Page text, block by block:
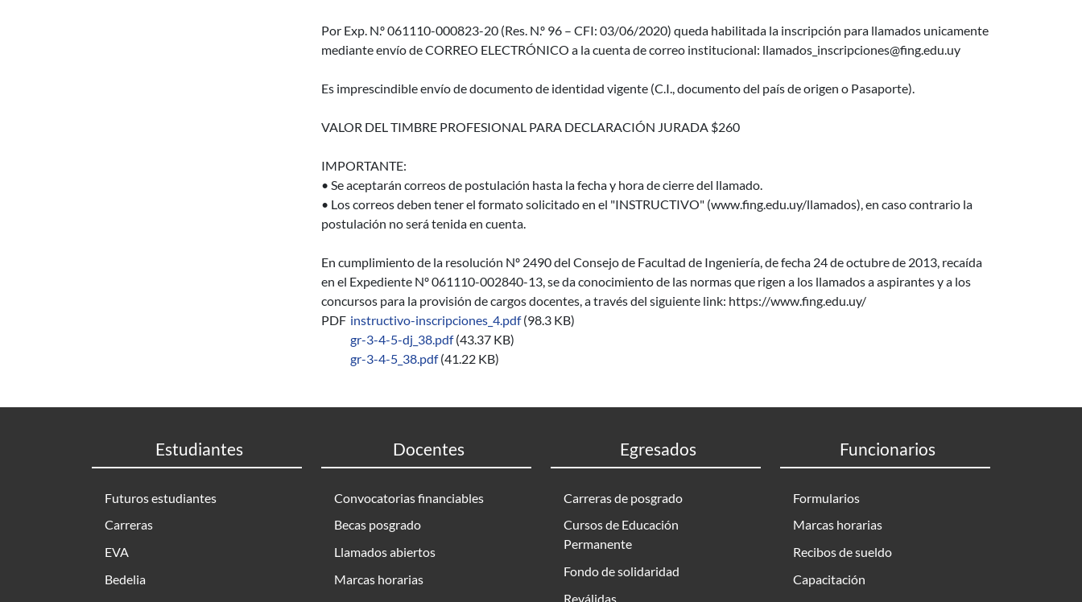
Por Exp. N.º 061110-000823-20 (Res. N.º 96 – CFI: 03/06/2020) queda habilitada la inscripción para llamados unicamente
mediante envío de CORREO ELECTRÓNICO a la cuenta de correo institucional: llamados_inscripciones@fing.edu.uy
Es imprescindible envío de documento de identidad vigente (C.I., documento del país de origen o Pasaporte).
VALOR DEL TIMBRE PROFESIONAL PARA DECLARACIÓN JURADA $260
IMPORTANTE:
• Se aceptarán correos de postulación hasta la fecha y hora de cierre del llamado.
• Los correos deben tener el formato solicitado en el "INSTRUCTIVO" (www.fing.edu.uy/llamados), en caso contrario la
postulación no será tenida en cuenta.
En cumplimiento de la resolución Nº 2490 del Consejo de Facultad de Ingeniería, de fecha 24 de octubre de 2013, recaída
en el Expediente Nº 061110-002840-13, se da conocimiento de las normas que rigen a los llamados a aspirantes y a los
concursos para la provisión de cargos docentes, a través del siguiente link: https://www.fing.edu.uy/
PDF instructivo-inscripciones_4.pdf (98.3 KB)
gr-3-4-5-dj_38.pdf (43.37 KB)
gr-3-4-5_38.pdf (41.22 KB)
Estudiantes
Futuros estudiantes
Carreras
EVA
Bedelia
Docentes
Convocatorias financiables
Becas posgrado
Llamados abiertos
Marcas horarias
Egresados
Carreras de posgrado
Cursos de Educación
Permanente
Fondo de solidaridad
Reválidas
Funcionarios
Formularios
Marcas horarias
Recibos de sueldo
Capacitación